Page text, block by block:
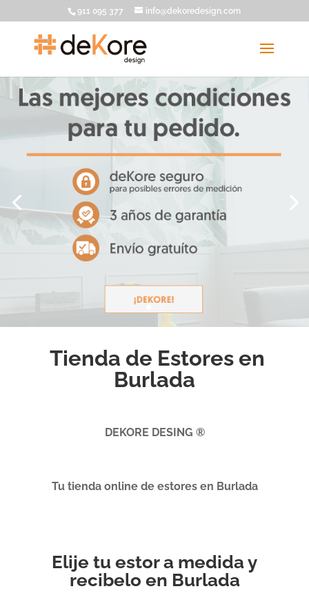
911 095 377 info@dekoredesign.com
Tienda de Estores en
Burlada
DEKORE DESING ®
Tu tienda online de estores en Burlada
Elije tu estor a medida y
recibelo en Burlada